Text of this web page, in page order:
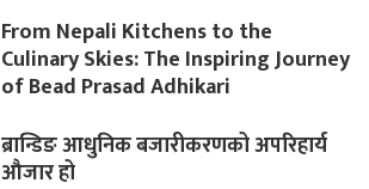
From Nepali Kitchens to the
Culinary Skies: The Inspiring Journey
of Bead Prasad Adhikari
ब्रान्डिङ आधुनिक बजारीकरणको अपरिहार्य
औजार हो